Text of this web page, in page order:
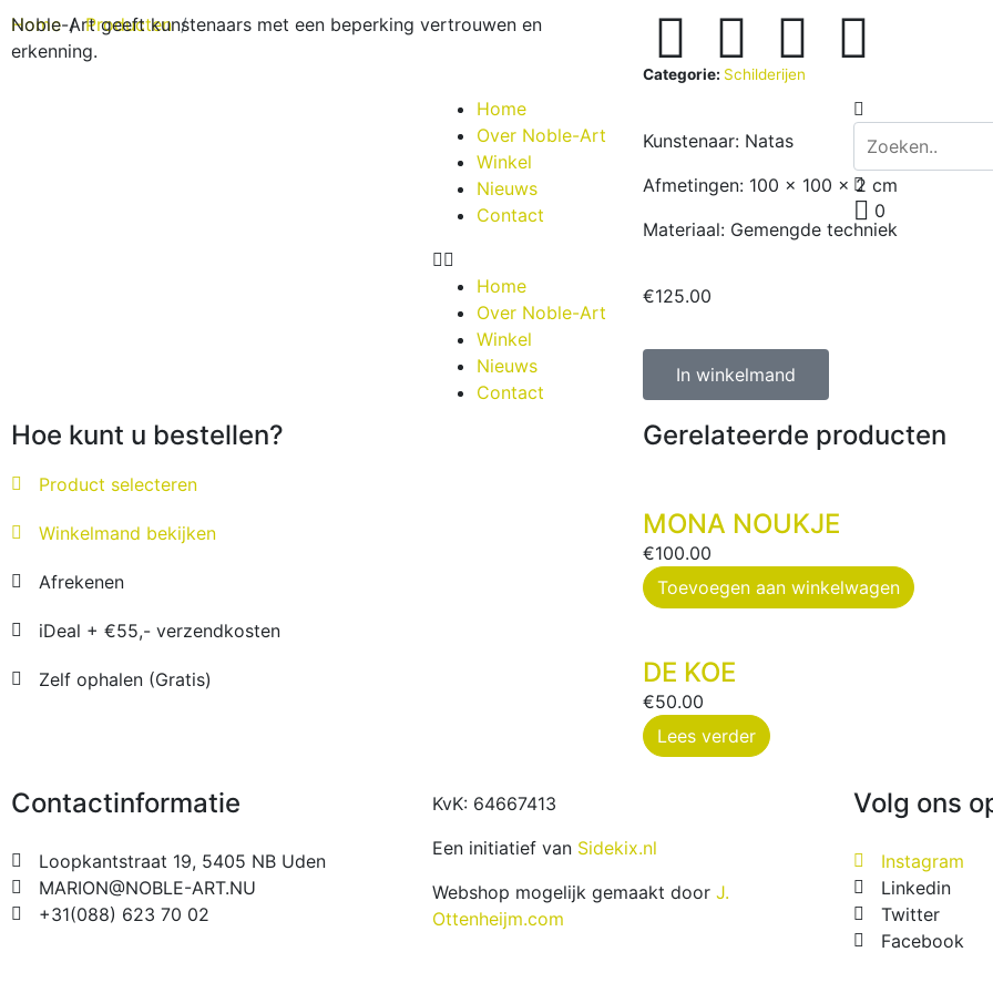
Noble-Art geeft kunstenaars met een beperking vertrouwen en
erkenning.
Home
Over Noble-Art
Winkel
Nieuws
Contact
Home
Over Noble-Art
Winkel
Nieuws
Contact
0
Home Producten
Categorie: Schilderijen
Kunstenaar: Natas
Afmetingen: 100 x 100 x 2 cm
Materiaal: Gemengde techniek
€125.00
In winkelmand
Hoe kunt u bestellen?
Product selecteren
Winkelmand bekijken
Afrekenen
iDeal + €55,- verzendkosten
Zelf ophalen (Gratis)
Gerelateerde producten
MONA NOUKJE
€100.00
Toevoegen aan winkelwagen
DE KOE
€50.00
Lees verder
Contactinformatie
Loopkantstraat 19, 5405 NB Uden
MARION@NOBLE-ART.NU
+31(088) 623 70 02
KvK: 64667413
Een initiatief van Sidekix.nl
Webshop mogelijk gemaakt door J.
Ottenheijm.com
Volg ons
Instagram
Linkedin
Twitter
Facebook